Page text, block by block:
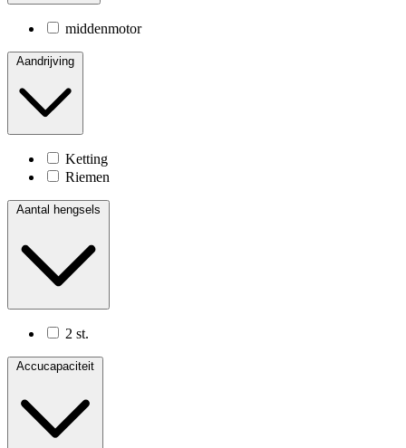
middenmotor
Aandrijving
Ketting
Riemen
Aantal hengsels
2 st.
Accucapaciteit